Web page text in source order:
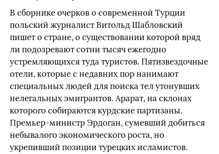
В сборнике очерков о современной Турции
польский журналист Витольд Шабловский
пишет о стране, о существовании которой вряд
ли подозревают сотни тысяч ежегодно
устремляющихся туда туристов. Пятизвездочные
отели, которые с недавних пор нанимают
специальных людей для поиска тел утонувших
нелегальных эмигрантов. Арарат, на склонах
которого собираются курдские партизаны.
Премьер-министр Эрдоган, сумевший добиться
небывалого экономического роста, но
укрепивший позиции турецких исламистов.